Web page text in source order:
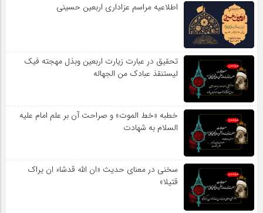
اطلاعیه مراسم عزاداری اربعین حسینی
تحقیق در عبارت زیارت اربعین وبذل مهجته فیک
لیستنقذ عبادک من الجهاله
خطبه «خط الموت» و صراحت آن بر علم امام علیه
السلام به شهادت
سخنی در معنای حدیث «ان الله قدشاء ان یراک
قتیلا»